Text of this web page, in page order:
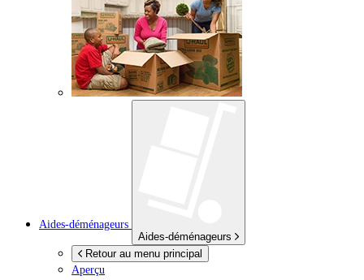
Aides-déménageurs
Aides-déménageurs
Retour au menu principal
Aperçu